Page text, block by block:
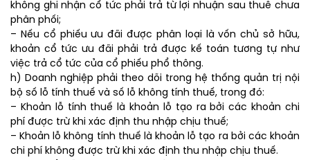
không ghi nhận cổ tức phải trả từ lợi nhuận sau thuê chưa
phân phối;
– Nếu cổ phiếu ưu đãi được phân loại là vốn chủ sở hữu,
khoản cổ tức ưu đãi phải trả được kế toán tương tự như
việc trả cổ tức của cổ phiếu phổ thông.
h) Doanh nghiệp phải theo dõi trong hệ thống quản trị nội
bộ số lỗ tính thuế và số lỗ không tính thuế, trong đó:
– Khoản lỗ tính thuế là khoản lỗ tạo ra bởi các khoản chi
phí được trừ khi xác định thu nhập chịu thuế;
– Khoản lỗ không tính thuế là khoản lỗ tạo ra bởi các khoản
chi phí không được trừ khi xác định thu nhập chịu thuế.